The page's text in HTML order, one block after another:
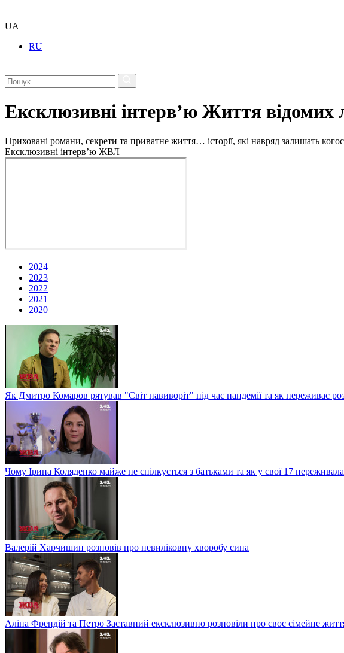
UA
RU
Ексклюзивні інтерв’ю Життя відомих
Приховані романи, секрети та приватне життя… історії, які навряд залишать
Ексклюзивні інтерв’ю ЖВЛ
2024
2023
2022
2021
2020
Як Дмитро Комаров рятував "Світ навиворіт" під час пандемії та як переживає
Чому Ірина Коляденко майже не спілкується з батьками та як у свої 17 переживала
Валерій Харчишин розповів про невиліковну хворобу сина
Аліна Френдій та Петро Заставний ексклюзивно розповіли про своє сімейне